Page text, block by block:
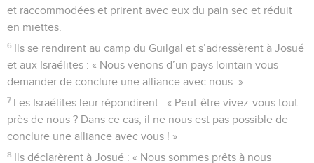
et raccommodées et prirent avec eux du pain sec et réduit
en miettes.
6 Ils se rendirent au camp du Guilgal et s’adressèrent à Josué
et aux Israélites : « Nous venons d’un pays lointain vous
demander de conclure une alliance avec nous. »
7 Les Israélites leur répondirent : « Peut-être vivez-vous tout
près de nous ? Dans ce cas, il ne nous est pas possible de
conclure une alliance avec vous ! »
8 Ils déclarèrent à Josué : « Nous sommes prêts à nous